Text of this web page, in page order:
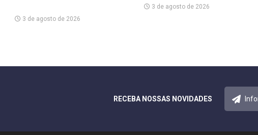
3 de agosto de 2026
3 de agosto de 2026
RECEBA NOSSAS NOVIDADES